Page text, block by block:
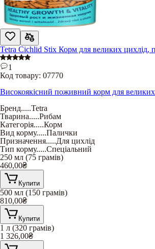
Tetra Cichlid Stix Корм для великих цихлід,
1
Код товару: 07770
Високоякісний поживний корм для
Бренд.....Tetra
Тварина.....Рибам
Категорія.....Корм
Вид корму.....Палички
Призначення.....Для цихлід
Тип корму.....Спеціальний
250 мл (75 грамів)
460,00₴
Купити
500 мл (150 грамів)
810,00₴
Купити
1 л (320 грамів)
1 326,00₴